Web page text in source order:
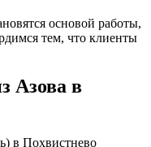
основой работы,
тем, что клиенты
Азова в
в Похвистнево